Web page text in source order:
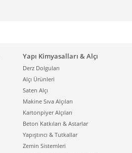
Yapı Kimyasalları & Alçı
Derz Dolguları
Alçı Ürünleri
Saten Alçı
Makine Sıva Alçıları
Kartonpiyer Alçıları
Beton Katkıları & Astarlar
Yapıştırıcı & Tutkallar
Zemin Sistemleri